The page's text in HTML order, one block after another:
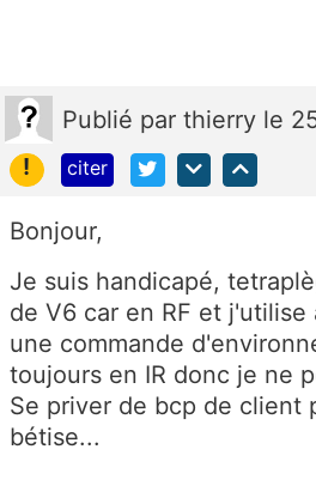
Publié par thierry le
!
citer
Bonjour,
Je suis handicapé,
de V6 car en RF et
une commande
toujours en IR donc je ne
Se priver de bcp de client
bétise...